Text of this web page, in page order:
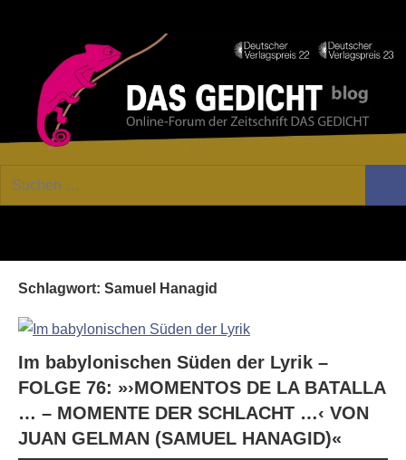
GEDICHT
Forum
von
Essay
und
Kritik
Suchen
Schlagwort: Samuel Hanagid
Im babylonischen Süden der Lyrik –
FOLGE 76: »›MOMENTOS DE LA BATALLA
… – MOMENTE DER SCHLACHT …‹ VON
JUAN GELMAN (SAMUEL HANAGID)«